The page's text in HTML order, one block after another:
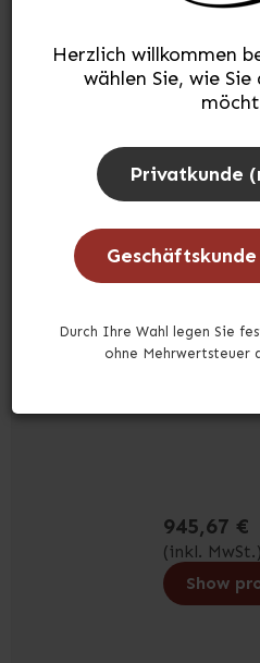
Herzlich willkommen
wählen Sie, wie
Privatkunde
Durch Ihre Wahl legen Sie
ohne Mehrwertsteuer
Etagenwagen aus Metall mit
Fachböden
945,67 €
(inkl. MwSt.)
Show